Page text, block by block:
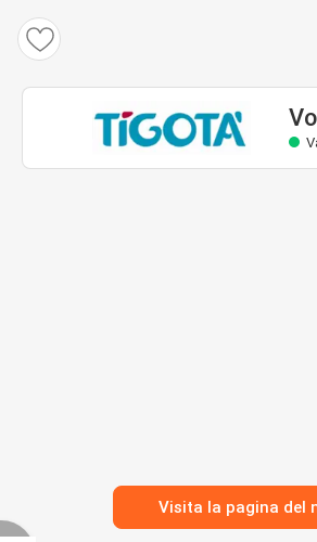
Visita la pagina del